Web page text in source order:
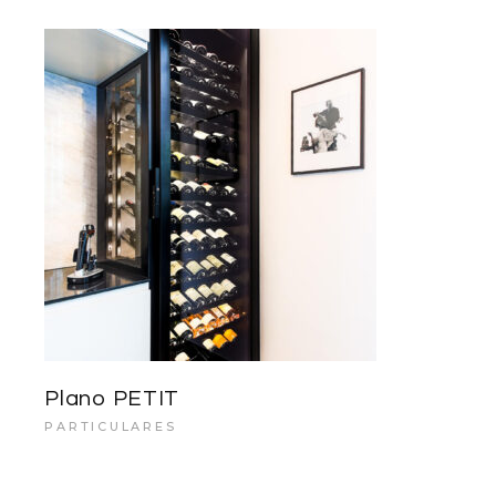
Plano PETIT
PARTICULARES